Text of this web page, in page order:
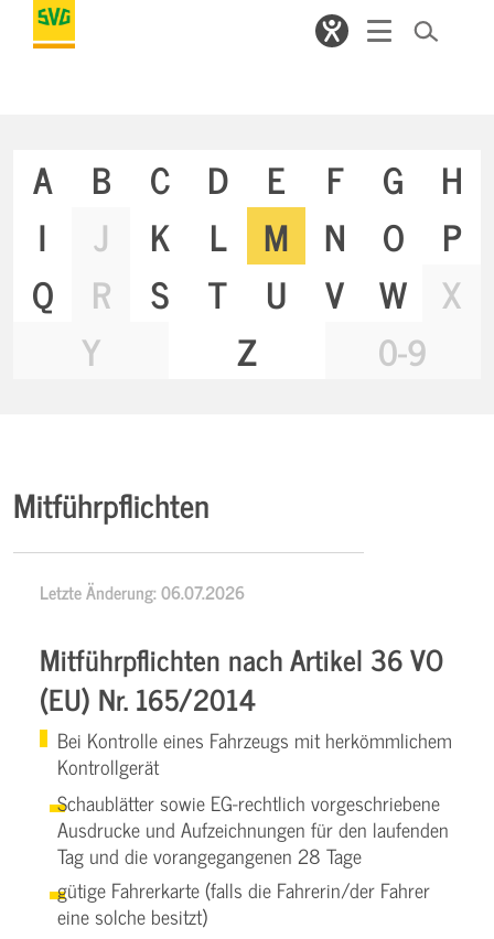
A B C D E F G
H
I
J K L M N O
P
Q
R S T U V W
X
Y
Z 0-9
Mitführpflichten
Letzte Änderung: 06.07.2026
Mitführpflichten nach Artikel 36 VO
(EU) Nr. 165/2014
Bei Kontrolle eines Fahrzeugs mit herkömmlichem
Kontrollgerät
Schaublätter sowie EG-rechtlich vorgeschriebene
Ausdrucke und Aufzeichnungen für den laufenden
Tag und die vorangegangenen 28 Tage
gütige Fahrerkarte (falls die Fahrerin/der Fahrer
eine solche besitzt)